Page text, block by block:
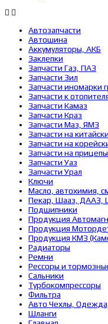
Автозапчасти
Автошина
Аккумуляторы, АКБ
Заклепки
Запчасти Газ, ПАЗ
Запчасти Зил
Запчасти иномарки
Запчасти к
Запчасти Камаз
Запчасти Краз
Запчасти Маз, ЯМЗ
Запчасти на
Запчасти на
Запчасти на прицепы
Запчасти Уаз
Запчасти Урал
Ключи
Масло, автохимия,
Пекар, Шааз, ДААЗ,
Подшипники
Продукция
Продукция
Продукция КМЗ
Радиаторы
Ремни
Рессоры и
Сальники
Турбокомпрессоры
Фильтра
Авто Чехлы,
Шланги